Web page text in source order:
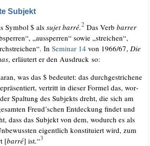
Subjekt
Sym­bol $ als sujet bar­ré.2Das Verb bar­rer
„aus­sper­ren“ sowie „strei­chen“,
In Semi­nar 14 von 1966/​67, Die
, erläu­tert er den Aus­druck so:
was das $ bedeu­tet: das durch­ge­stri­che­ne
ver­tritt in die­ser For­mel das, wor­
Spal­tung des Sub­jekts dreht, die sich am
Freud’schen Ent­de­ckung fin­det und
dass das Sub­jekt von dem, wodurch es als
eigent­lich kon­sti­tu­iert wird, zum
[bar­ré] ist.“3